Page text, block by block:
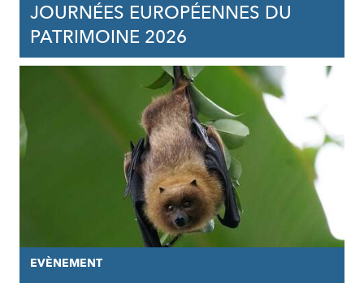
JOURNÉES EUROPÉENNES DU
PATRIMOINE 2026
EVÈNEMENT